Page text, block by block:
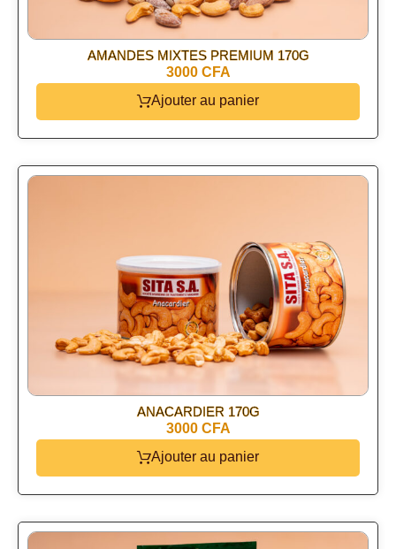
AMANDES MIXTES PREMIUM 170G
3000 CFA
Ajouter au panier
ANACARDIER 170G
3000 CFA
Ajouter au panier